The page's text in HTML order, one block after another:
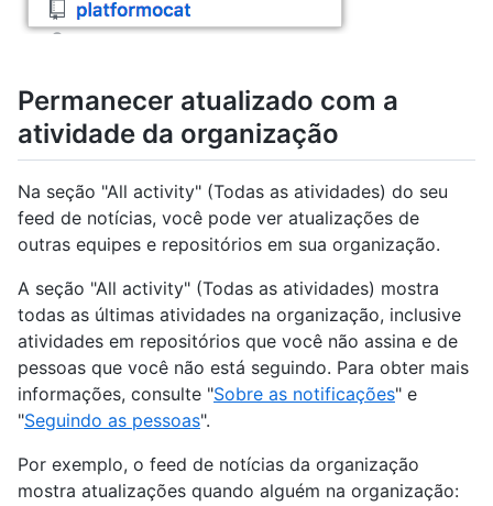
Permanecer atualizado com a
atividade da organização
Na seção "All activity" (Todas as atividades) do seu
feed de notícias, você pode ver atualizações de
outras equipes e repositórios em sua organização.
A seção "All activity" (Todas as atividades) mostra
todas as últimas atividades na organização, inclusive
atividades em repositórios que você não assina e de
pessoas que você não está seguindo. Para obter mais
informações, consulte "Sobre as notificações" e
"Seguindo as pessoas".
Por exemplo, o feed de notícias da organização
mostra atualizações quando alguém na organização: